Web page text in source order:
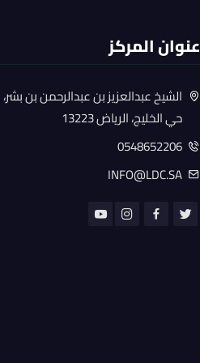
عنوان المركز
الشيخ عبدالعزيز بن عبدالرحمن بن بشر،
حي الخليج، الرياض 13223
0548652206
INFO@LDC.SA